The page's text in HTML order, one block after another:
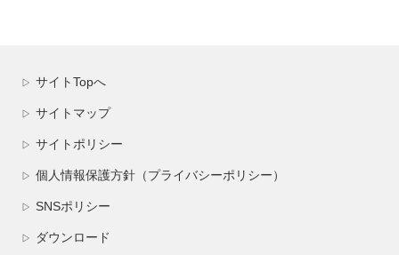
▷ サイトTopへ
▷ サイトマップ
▷ サイトポリシー
▷ 個人情報保護方針（プライバシーポリシー）
▷ SNSポリシー
▷ ダウンロード